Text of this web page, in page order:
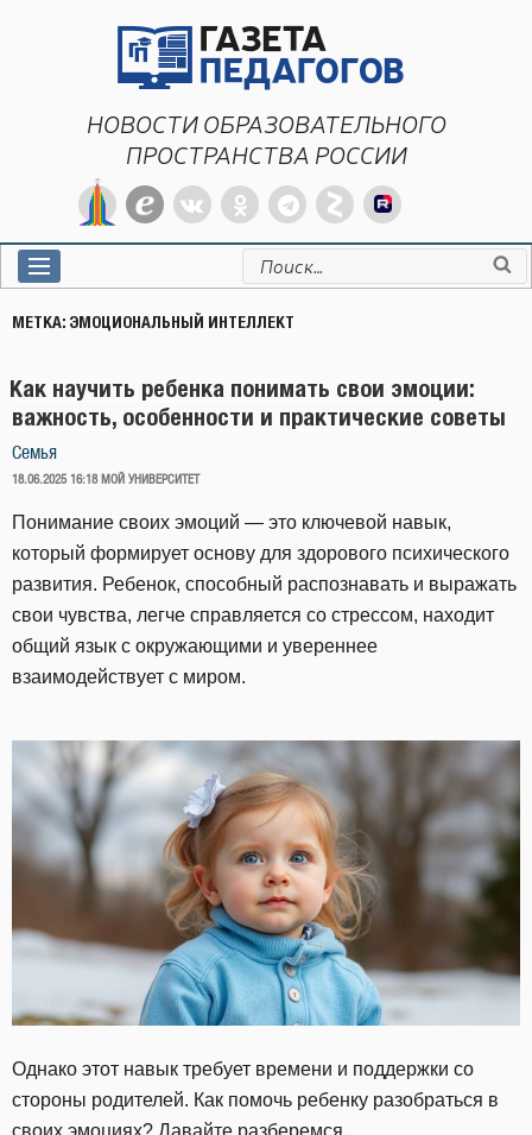
НОВОСТИ ОБРАЗОВАТЕЛЬНОГО
ПРОСТРАНСТВА РОССИИ
Искать:
МЕТКА: ЭМОЦИОНАЛЬНЫЙ ИНТЕЛЛЕКТ
Как научить ребенка понимать свои эмоции:
важность, особенности и практические советы
Семья
ОПУБЛИКОВАНО
18.06.2025 16:18 МОЙ УНИВЕРСИТЕТ
Понимание своих эмоций — это ключевой навык,
который формирует основу для здорового психического
развития. Ребенок, способный распознавать и выражать
свои чувства, легче справляется со стрессом, находит
общий язык с окружающими и увереннее
взаимодействует с миром.
Однако этот навык требует времени и поддержки со
стороны родителей. Как помочь ребенку разобраться в